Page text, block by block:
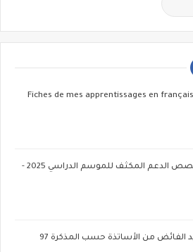
Fiches de mes apprentissages en français
كبسولات حصص الدعم المكثف للموسم الدراسي 2025 -
الفائض من الأساتذة حسب المذكرة 97